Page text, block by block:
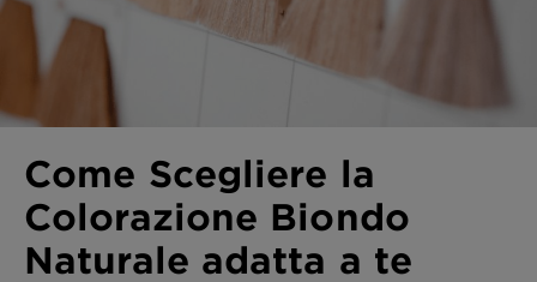
Come Scegliere la
Colorazione Biondo
Naturale adatta a te